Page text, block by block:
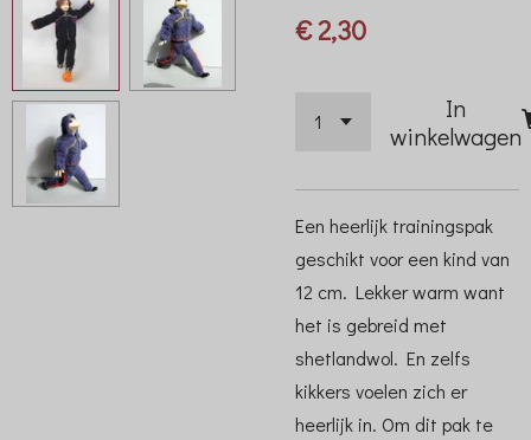
€ 2,30
In
winkelwagen
Een heerlijk trainingspak
geschikt voor een kind van
12 cm. Lekker warm want
het is gebreid met
shetlandwol. En zelfs
kikkers voelen zich er
heerlijk in. Om dit pak te